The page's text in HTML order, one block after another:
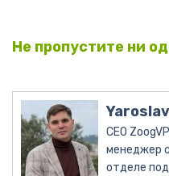
Не пропустите ни
CEO
менеджер
отделе